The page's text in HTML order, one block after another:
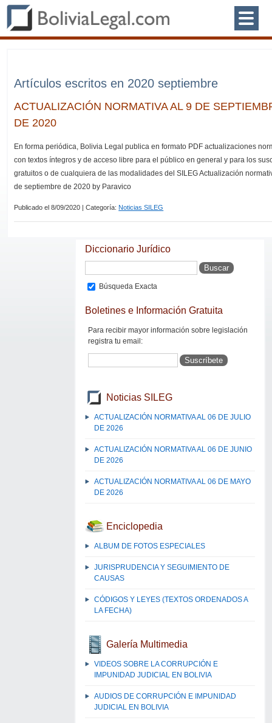
Artículos escritos en 2020 septiembre
ACTUALIZACIÓN NORMATIVA AL 9 DE
DE 2020
En forma periódica, Bolivia Legal publica en formato PDF actualizaciones
con textos íntegros y de acceso libre para el público en general y para los
gratuitos o de cualquiera de las modalidades del SILEG Actualización
de septiembre de 2020 by Paravico
Publicado el 8/09/2020 | Categoría: Noticias SILEG
Diccionario Jurídico
Búsqueda Exacta
Boletines e Información Gratuita
Para recibir mayor información sobre legislación
registra tu email:
Noticias SILEG
ACTUALIZACIÓN NORMATIVA AL 06 DE JULIO
DE 2026
ACTUALIZACIÓN NORMATIVA AL 06 DE JUNIO
DE 2026
ACTUALIZACIÓN NORMATIVA AL 06 DE MAYO
DE 2026
Enciclopedia
ALBUM DE FOTOS ESPECIALES
JURISPRUDENCIA Y SEGUIMIENTO DE
CAUSAS
CÓDIGOS Y LEYES (TEXTOS ORDENADOS A
LA FECHA)
Galería Multimedia
VIDEOS SOBRE LA CORRUPCIÓN E
IMPUNIDAD JUDICIAL EN BOLIVIA
AUDIOS DE CORRUPCIÓN E IMPUNIDAD
JUDICIAL EN BOLIVIA